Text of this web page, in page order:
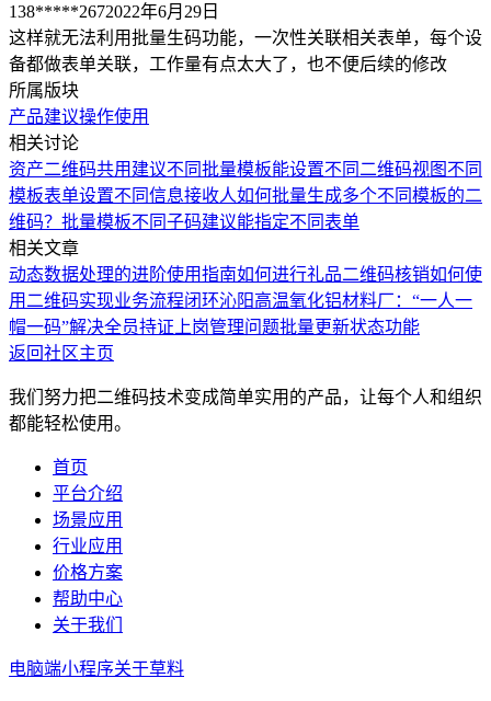
138*****2672022年6月29日
这样就无法利用批量生码功能，一次性关联相关表单，每个设
备都做表单关联，工作量有点太大了，也不便后续的修改
所属版块
产品建议操作使用
相关讨论
资产二维码共用 建议不同批量模板能设置不同二维码视图 不同
模板表单设置不同信息接收人如何批量生成多个不同模板的二
维码？ 批量模板不同子码建议能指定不同表单
相关文章
动态数据处理的进阶使用指南如何进行礼品二维码核销如何使
用二维码实现业务流程闭环沁阳高温氧化铝材料厂：“一人一
帽一码”解决全员持证上岗管理问题批量更新状态功能
返回社区主页
我们努力把二维码技术变成简单实用的产品，让每个人和组织
都能轻松使用。
首页
平台介绍
场景应用
行业应用
价格方案
帮助中心
关于我们
电脑端小程序关于草料